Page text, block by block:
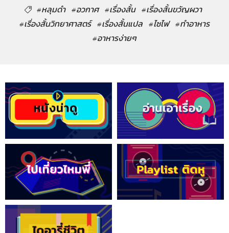
#หลุมดำ #อวกาศ #เรื่องสั้น #เรื่องสั้นขวัญผวา
#เรื่องสั้นวิทยาศาสตร์ #เรื่องสั้นแปล #ไซไฟ #ทำอาหาร
#อาหารง่ายๆ